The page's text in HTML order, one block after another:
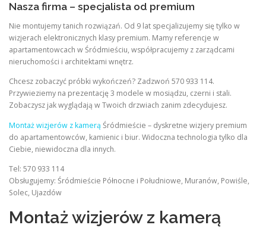
Nasza firma – specjalista od premium
Nie montujemy tanich rozwiązań. Od 9 lat specjalizujemy się tylko w
wizjerach elektronicznych klasy premium. Mamy referencje w
apartamentowcach w Śródmieściu, współpracujemy z zarządcami
nieruchomości i architektami wnętrz.
Chcesz zobaczyć próbki wykończeń? Zadzwoń 570 933 114.
Przywieziemy na prezentację 3 modele w mosiądzu, czerni i stali.
Zobaczysz jak wyglądają w Twoich drzwiach zanim zdecydujesz.
Montaż wizjerów z kamerą Śródmieście – dyskretne wizjery premium
do apartamentowców, kamienic i biur. Widoczna technologia tylko dla
Ciebie, niewidoczna dla innych.
Tel: 570 933 114
Obsługujemy: Śródmieście Północne i Południowe, Muranów, Powiśle,
Solec, Ujazdów
Montaż wizjerów z kamerą